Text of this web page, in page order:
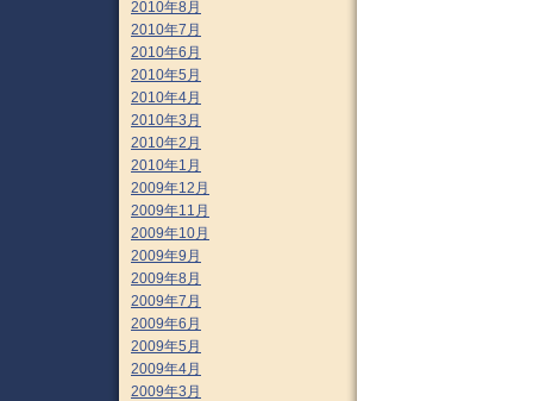
2010年8月
2010年7月
2010年6月
2010年5月
2010年4月
2010年3月
2010年2月
2010年1月
2009年12月
2009年11月
2009年10月
2009年9月
2009年8月
2009年7月
2009年6月
2009年5月
2009年4月
2009年3月